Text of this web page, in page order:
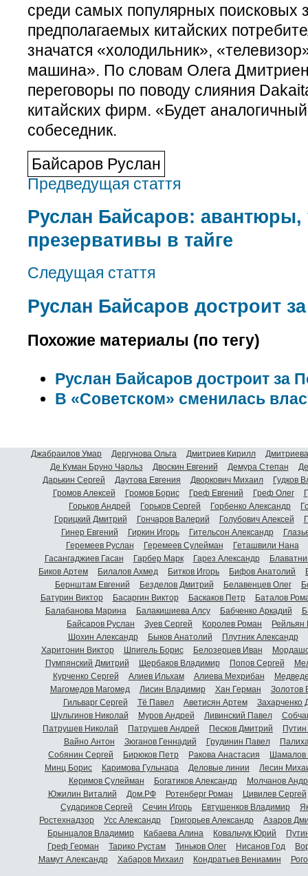
среди самых популярных поисковых
предполагаемых китайских
значатся «холодильник»,
машина». По словам Олега
переговоры по поводу слияния
китайских фирм. «Будет
собеседник.
Байсаров Руслан
Предведущая стаття
Руслан Байсаров: авантюры,
презервативы в тайге
Следущая стаття
Руслан Байсаров достроит
Похожие материалы (по тегу)
Руслан Байсаров достроит за
В «Советском» сменилась
Джабраилов Умар Дергунова Ольга Дмитриев Кирилл
Де Куман Бруно Чарльз
Двоскин Евгений Демура Степан
Дарькин Сергей
Даутова Евгения Дворкович Михаил
Гудков
Громов Алексей
Громов Борис Греф Евгений Греф Олег
Горьков Андрей
Горьков Сергей Горбенко Александр
Горицкий Дмитрий
Гончаров Валерий Голубович Алексей
Гинер Евгений
Гиркин Игорь Гительсон Александр
Геремеев Руслан
Геремеев Сулейман
Геташвили Нана
Гасангаджиев Гасан
Гарбер Марк Гарез Александр
Биков Артем
Билалов Ахмед Битков Игорь Бифов Анатолий
Бернштам Евгений
Безделов Дмитрий Белавенцев Олег
Батурин Виктор
Басаргин Виктор Баскаков Петр
Баталов
Балабанова Марина
Балакишиева Алсу Бабченко Аркадий
Байсаров Руслан
Зуев Сергей Королев Роман
Шохин Александр
Быков Анатолий Плутник Александр
Харитонин Виктор
Шпигель Борис Белозерцев Иван
Пумпянский Дмитрий
Щербаков Владимир Попов Сергей
Курченко Сергей
Алиев Ильхам Алиева Мехрибан
Магомедов Магомед
Лисин Владимир Хан Герман
Золотов
Гильварг Сергей
Тё Павел Аветисян Артем
Захарченко
Шульгинов Николай
Муров Андрей Ливинский Павел
Патрушев Николай
Патрушев Андрей Песков Дмитрий
Вайно Антон
Зюганов Геннадий Грудинин Павел
Собянин Сергей
Бирюков Петр Ракова Анастасия
Шамалов
Минц Борис
Каримова Гульнара Деловые линии
Лесин
Керимов Сулейман
Богатиков Александр
Молчанов
Южилин Виталий
Дом.РФ Ротенберг Роман
Цивилев Сергей
Судариков Сергей
Сечин Игорь Евтушенков Владимир
Ростехнадзор
Усс Александр Григорьев Александр
Азаров
Брынцалов Владимир
Кабаева Алина Ковальчук Юрий
Греф Герман
Тарико Рустам Тиньков Олег Нисанов Год
Мамут Александр
Хабаров Михаил Кондратьев Вениамин